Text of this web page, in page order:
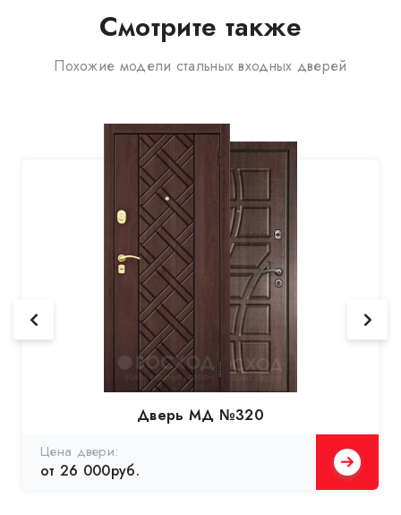
Смотрите также
Похожие модели стальных входных дверей
Дверь МД №320
Цена двери:
от 26 000руб.